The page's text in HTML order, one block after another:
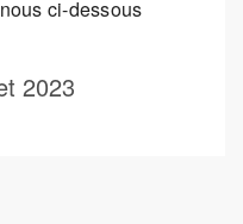
ci-dessous
2023